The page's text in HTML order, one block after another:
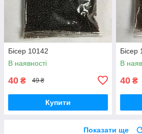
Бісер 10142
В наявності
40 ₴ 49 ₴
Купити
Бісер
В
40 ₴
Показати ще